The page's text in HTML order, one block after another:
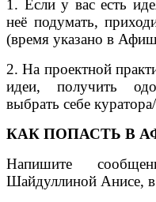
1. Если у вас есть
неё подумать,
(время указано в
2. На проектной
идеи, получить
выбрать себе
КАК ПОПАСТЬ В
Напишите
Шайдуллиной Анисе,